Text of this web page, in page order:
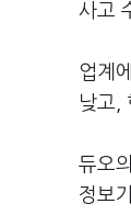
사고
업계
낮고,
듀오
정보